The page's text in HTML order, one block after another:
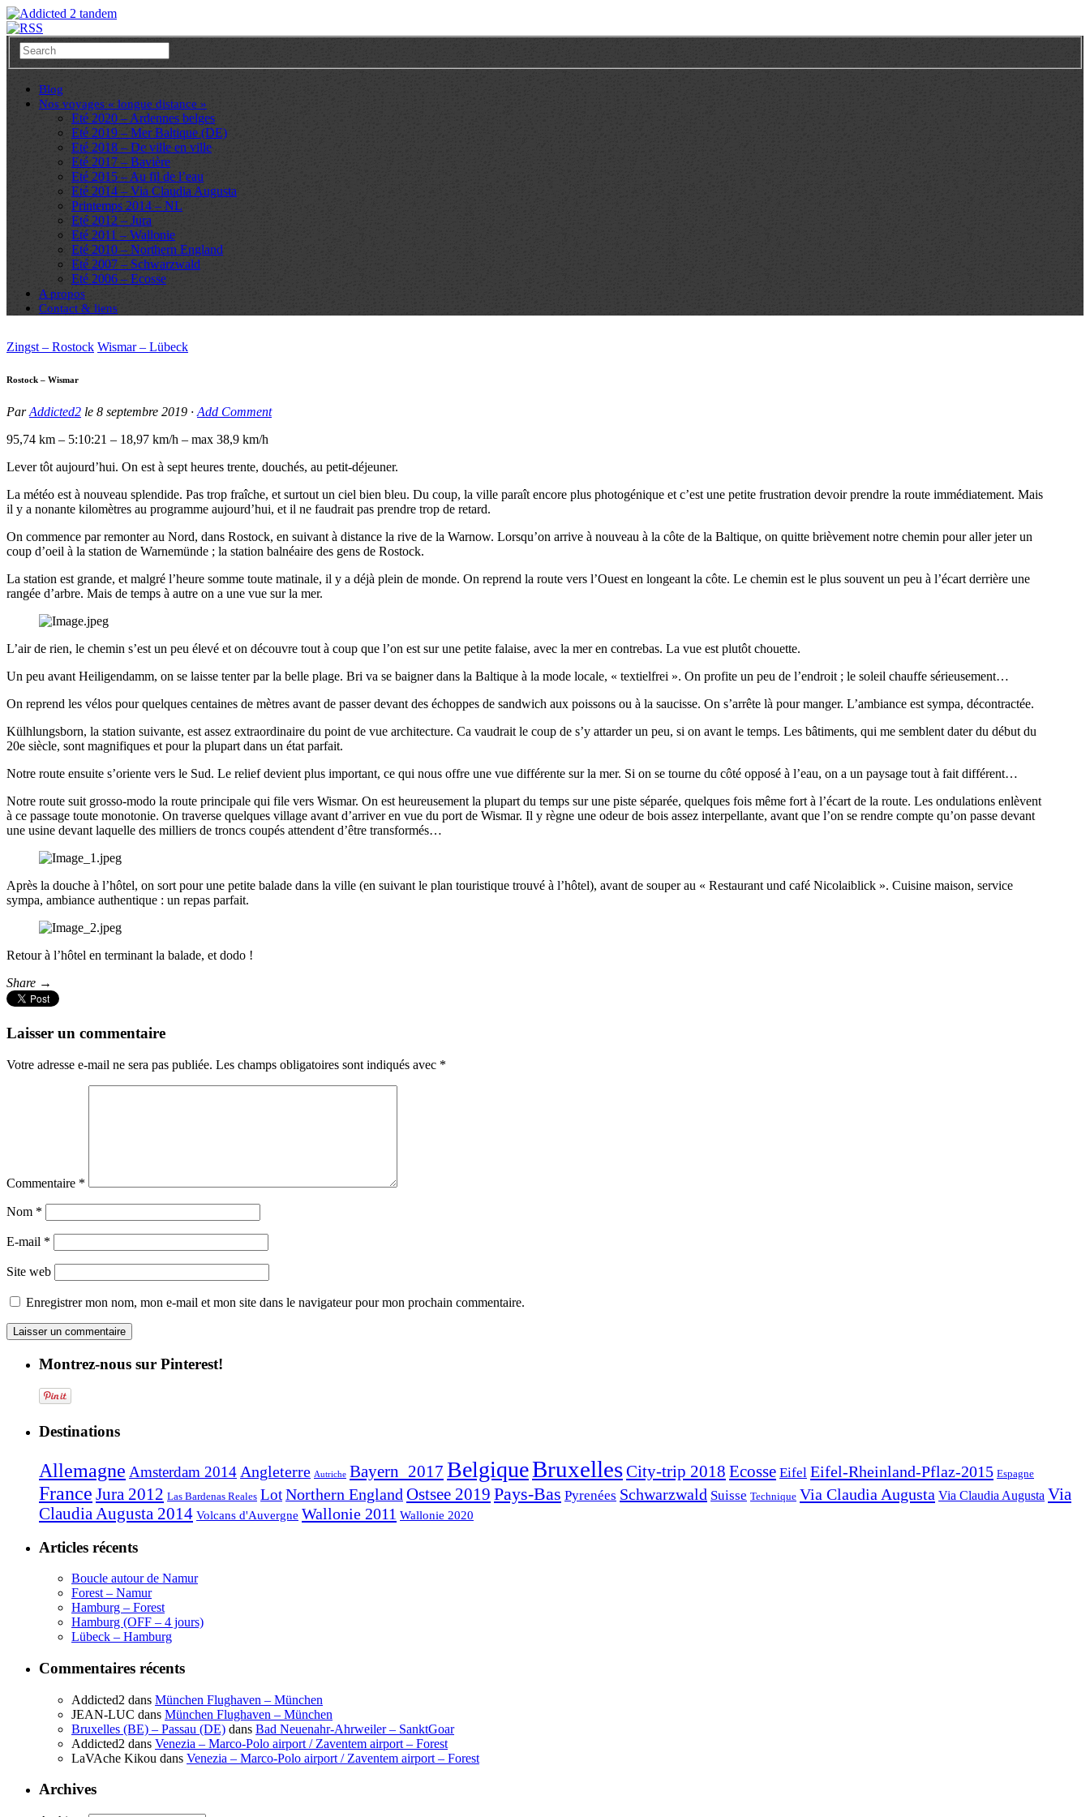
Blog
Nos voyages « longue distance »
Eté 2020 – Ardennes belges
Eté 2019 – Mer Baltique (DE)
Eté 2018 – De ville en ville
Eté 2017 – Bavière
Eté 2015 – Au fil de l’eau
Eté 2014 – Via Claudia Augusta
Printemps 2014 – NL
Eté 2012 – Jura
Eté 2011 – Wallonie
Eté 2010 – Northern England
Eté 2007 – Schwarzwald
Eté 2006 – Ecosse
A propos
Contact & liens
Zingst – Rostock Wismar – Lübeck
Rostock – Wismar
ParAddicted2 le 8 septembre 2019 · Add Comment
95,74 km – 5:10:21 – 18,97 km/h – max 38,9 km/h
Lever tôt aujourd’hui. On est à sept heures trente, douchés, au petit-déjeuner.
La météo est à nouveau splendide. Pas trop fraîche, et surtout un ciel bien bleu. Du coup, la ville paraît encore plus photogénique et c’est une petite frustration devoir prendre la route immédiatement. Mais
il y a nonante kilomètres au programme aujourd’hui, et il ne faudrait pas prendre trop de retard.
On commence par remonter au Nord, dans Rostock, en suivant à distance la rive de la Warnow. Lorsqu’on arrive à nouveau à la côte de la Baltique, on quitte brièvement notre chemin pour aller jeter un
coup d’oeil à la station de Warnemünde ; la station balnéaire des gens de Rostock.
La station est grande, et malgré l’heure somme toute matinale, il y a déjà plein de monde. On reprend la route vers l’Ouest en longeant la côte. Le chemin est le plus souvent un peu à l’écart derrière une
rangée d’arbre. Mais de temps à autre on a une vue sur la mer.
L’air de rien, le chemin s’est un peu élevé et on découvre tout à coup que l’on est sur une petite falaise, avec la mer en contrebas. La vue est plutôt chouette.
Un peu avant Heiligendamm, on se laisse tenter par la belle plage. Bri va se baigner dans la Baltique à la mode locale, « textielfrei ». On profite un peu de l’endroit ; le soleil chauffe sérieusement…
On reprend les vélos pour quelques centaines de mètres avant de passer devant des échoppes de sandwich aux poissons ou à la saucisse. On s’arrête là pour manger. L’ambiance est sympa, décontractée.
Külhlungsborn, la station suivante, est assez extraordinaire du point de vue architecture. Ca vaudrait le coup de s’y attarder un peu, si on avant le temps. Les bâtiments, qui me semblent dater du début du
20e siècle, sont magnifiques et pour la plupart dans un état parfait.
Notre route ensuite s’oriente vers le Sud. Le relief devient plus important, ce qui nous offre une vue différente sur la mer. Si on se tourne du côté opposé à l’eau, on a un paysage tout à fait différent…
Notre route suit grosso-modo la route principale qui file vers Wismar. On est heureusement la plupart du temps sur une piste séparée, quelques fois même fort à l’écart de la route. Les ondulations enlèvent
à ce passage toute monotonie. On traverse quelques village avant d’arriver en vue du port de Wismar. Il y règne une odeur de bois assez interpellante, avant que l’on se rendre compte qu’on passe devant
une usine devant laquelle des milliers de troncs coupés attendent d’être transformés…
Après la douche à l’hôtel, on sort pour une petite balade dans la ville (en suivant le plan touristique trouvé à l’hôtel), avant de souper au « Restaurant und café Nicolaiblick ». Cuisine maison, service
sympa, ambiance authentique : un repas parfait.
Retour à l’hôtel en terminant la balade, et dodo !
Share →
Laisser un commentaire
Votre adresse e-mail ne sera pas publiée. Les champs obligatoires sont indiqués avec *
Commentaire *
Nom *
E-mail *
Site web
Enregistrer mon nom, mon e-mail et mon site dans le navigateur pour mon prochain commentaire.
Montrez-nous sur Pinterest!
Destinations
Allemagne Amsterdam 2014 Angleterre Autriche Bayern_2017 BelgiqueBruxellesCity-trip 2018 Ecosse Eifel Eifel-Rheinland-Pflaz-2015 Espagne
France Jura 2012 Las Bardenas Reales LotNorthern England Ostsee 2019 Pays-Bas Pyrenées Schwarzwald Suisse Technique Via Claudia Augusta Via Claudia Augusta Via
Claudia Augusta 2014 Volcans d'Auvergne Wallonie 2011 Wallonie 2020
Articles récents
Boucle autour de Namur
Forest – Namur
Hamburg – Forest
Hamburg (OFF – 4 jours)
Lübeck – Hamburg
Commentaires récents
Addicted2 dans München Flughaven – München
JEAN-LUC dans München Flughaven – München
Bruxelles (BE) – Passau (DE) dans Bad Neuenahr-Ahrweiler – SanktGoar
Addicted2 dans Venezia – Marco-Polo airport / Zaventem airport – Forest
LaVAche Kikou dans Venezia – Marco-Polo airport / Zaventem airport – Forest
Archives